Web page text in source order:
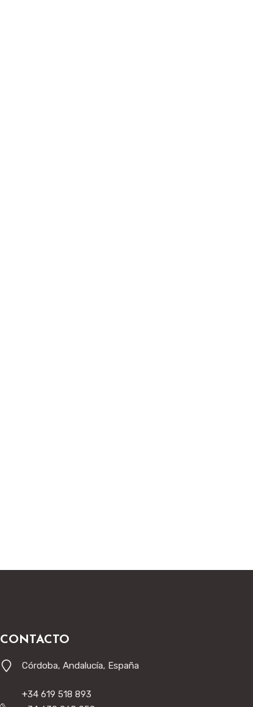
CONTACTO
Córdoba, Andalucía, España
+34 619 518 893